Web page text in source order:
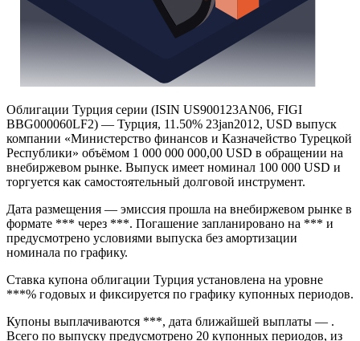
Облигации Турция серии (ISIN US900123AN06, FIGI
BBG000060LF2) — Турция, 11.50% 23jan2012, USD выпуск
компании «Министерство финансов и Казначейство Турецкой
Республики» объёмом 1 000 000 000,00 USD в обращении на
внебиржевом рынке. Выпуск имеет номинал 100 000 USD и
торгуется как самостоятельный долговой инструмент.
Дата размещения — эмиссия прошла на внебиржевом рынке в
формате *** через ***. Погашение запланировано на *** и
предусмотрено условиями выпуска без амортизации
номинала по графику.
Ставка купона облигации Турция установлена на уровне
***% годовых и фиксируется по графику купонных периодов.
Купоны выплачиваются ***, дата ближайшей выплаты — .
Всего по выпуску предусмотрено 20 купонных периодов, из